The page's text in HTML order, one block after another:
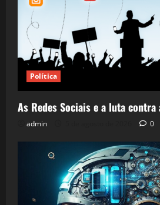
Política
As Redes Sociais e a luta contra
admin 0